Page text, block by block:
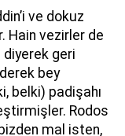
ve dokuz
Hain vezirler de
geri
bey
belki) padişahı
Rodos
mal isten,